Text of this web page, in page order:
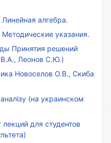
алгебра.
указания.
Принятия решений
Леонов С.Ю.)
Новоселов О.В., Скиба
(на украинском
для студентов